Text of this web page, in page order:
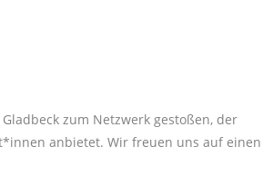
zum Netzwerk gestoßen, der
anbietet. Wir freuen uns auf einen